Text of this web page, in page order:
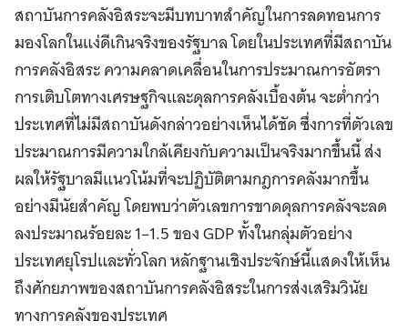
สถาบันการคลังอิสระจะมีบทบาทสำคัญในการลดทอนการ
มองโลกในแง่ดีเกินจริงของรัฐบาล โดยในประเทศที่มีสถาบัน
การคลังอิสระ ความคลาดเคลื่อนในการประมาณการอัตรา
การเติบโตทางเศรษฐกิจและดุลการคลังเบื้องต้น จะต่ำกว่า
ประเทศที่ไม่มีสถาบันดังกล่าวอย่างเห็นได้ชัด ซึ่งการที่ตัวเลข
ประมาณการมีความใกล้เคียงกับความเป็นจริงมากขึ้นนี้ ส่ง
ผลให้รัฐบาลมีแนวโน้มที่จะปฏิบัติตามกฎการคลังมากขึ้น
อย่างมีนัยสำคัญ โดยพบว่าตัวเลขการขาดดุลการคลังจะลด
ลงประมาณร้อยละ 1–1.5 ของ GDP ทั้งในกลุ่มตัวอย่าง
ประเทศยุโรปและทั่วโลก หลักฐานเชิงประจักษ์นี้แสดงให้เห็น
ถึงศักยภาพของสถาบันการคลังอิสระในการส่งเสริมวินัย
ทางการคลังของประเทศ